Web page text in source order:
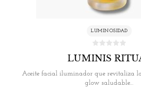
LUMINOSIDAD
LUMINIS
Aceite facial iluminador que revitaliza
glow saludable…